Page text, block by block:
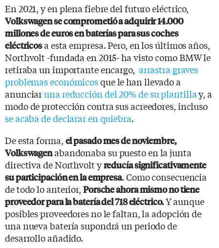
En 2021, y en plena fiebre del futuro eléctrico,
Volkswagen se comprometió a adquirir 14.000
millones de euros en baterías para sus coches
eléctricosa esta empresa. Pero, en los últimos años,
Northvolt -fundada en 2015- ha visto como BMW le
retiraba un importante encargo, arrastra graves
problemas económicosque le han llevado a
anunciaruna reducción del 20% de su plantillay, a
modo de protección contra sus acreedores, incluso
se acaba de declarar en quiebra.
De esta forma, el pasado mes de noviembre,
Volkswagenabandonaba su puesto en la junta
directiva de Northvolt yreducía significativamente
su participación en la empresa. Como consecuencia
de todo lo anterior, Porsche ahora mismo no tiene
proveedor para la batería del 718 eléctrico.Y aunque
posibles proveedores no le faltan, la adopción de
una nueva batería supondrá un periodo de
desarrollo añadido.